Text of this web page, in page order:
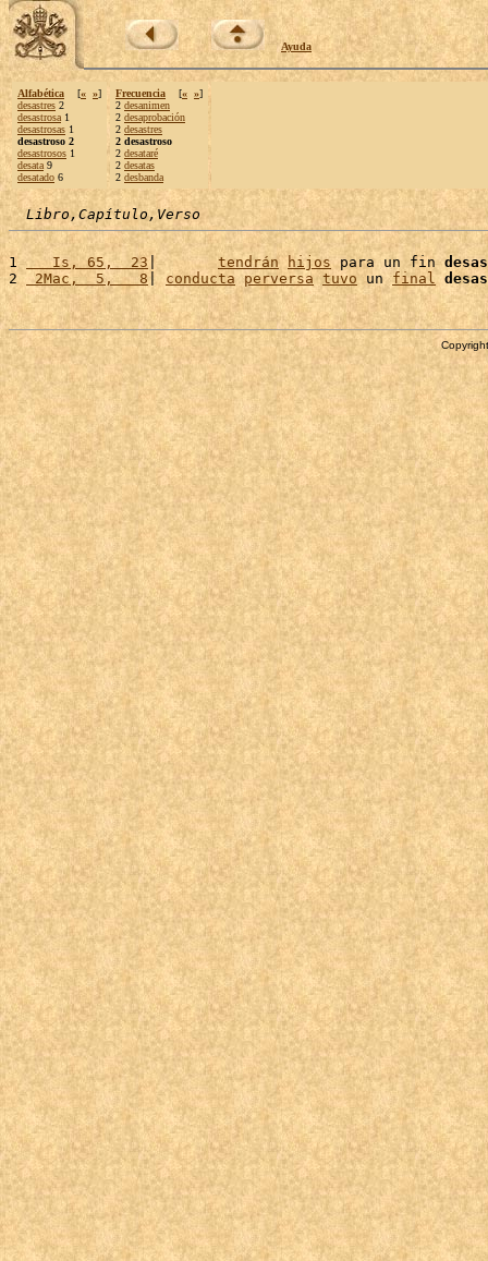
Ayuda
Alfabética [« »]
desastres 2
desastrosa 1
desastrosas 1
desastroso 2
desastrosos 1
desata 9
desatado 6
Frecuencia [« »]
2 desanimen
2 desaprobación
2 desastres
2 desastroso
2 desataré
2 desatas
2 desbanda
Libro,Capítulo,Verso
1
   Is, 65,  23
| tendrán hijos para un fin
2 2Mac,  5,   8 | conducta perversa tuvo un final